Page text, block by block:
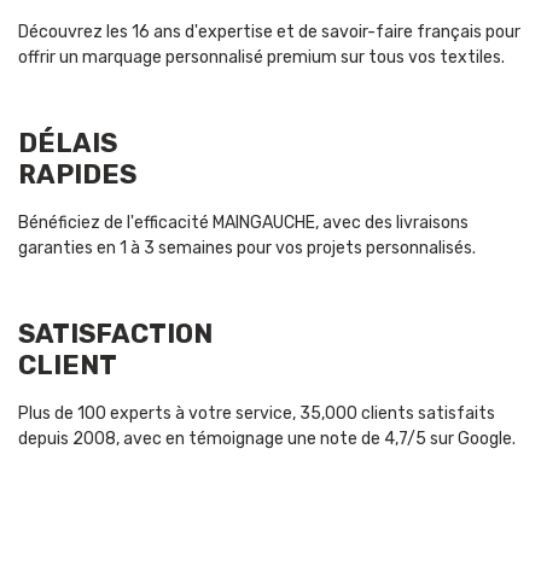
Découvrez les 16 ans d'expertise et de savoir-faire français pour
offrir un marquage personnalisé premium sur tous vos textiles.
DÉLAIS
RAPIDES
Bénéficiez de l'efficacité MAINGAUCHE, avec des livraisons
garanties en 1 à 3 semaines pour vos projets personnalisés.
SATISFACTION
CLIENT
Plus de 100 experts à votre service, 35,000 clients satisfaits
depuis 2008, avec en témoignage une note de 4,7/5 sur Google.